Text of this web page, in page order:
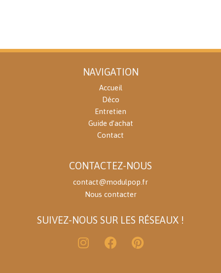
NAVIGATION
Accueil
Déco
Entretien
Guide d’achat
Contact
CONTACTEZ-NOUS
contact@modulpop.fr
Nous contacter
SUIVEZ-NOUS SUR LES RÉSEAUX !